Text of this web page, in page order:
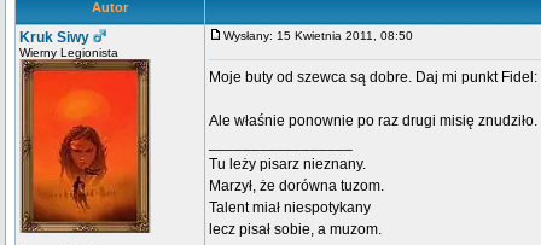
Autor
Kruk Siwy
Wierny Legionista
Wysłany: 15 Kwietnia 2011, 08:50
Moje buty od szewca są dobre. Daj mi punkt
Ale właśnie ponownie po raz drugi misię
Tu leży pisarz nieznany.
Marzył, że dorówna tuzom.
Talent miał niespotykany
lecz pisał sobie, a muzom.